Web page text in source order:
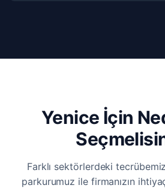
Yenice İçin
Farklı sektörlerdeki
parkurumuz ile firmanızın